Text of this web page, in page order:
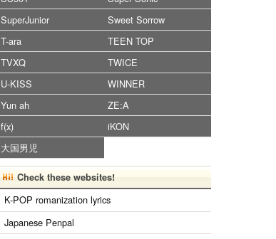
SuperJunior
Sweet Sorrow
T-ara
TEEN TOP
TVXQ
TWICE
U-KISS
WINNER
Yun ah
ZE:A
f(x)
iKON
大国男児
Check these websites!
K-POP romanization lyrics
Japanese Penpal